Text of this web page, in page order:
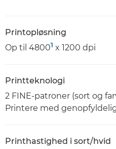
Printopløsning
Op til 48001 x 1200 dpi
Printteknologi
2 FINE-patroner (sort og
Printere med
Printhastighed i sort/hvid